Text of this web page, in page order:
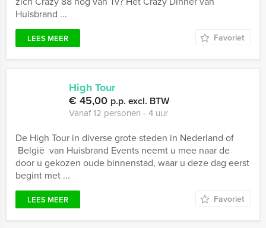
Huisbrand ...
LEES MEER Favoriet
High Tour
€ 45,00 p.p. excl. BTW
Vanaf 12 personen ‐ 4 uur
De High Tour in diverse grote steden in Nederland of
België van Huisbrand Events neemt u mee naar de
door u gekozen oude binnenstad, waar u deze dag eerst
begint met ...
LEES MEER Favoriet